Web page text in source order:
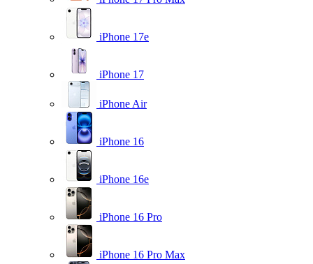
iPhone 17e
iPhone 17
iPhone Air
iPhone 16
iPhone 16e
iPhone 16 Pro
iPhone 16 Pro Max